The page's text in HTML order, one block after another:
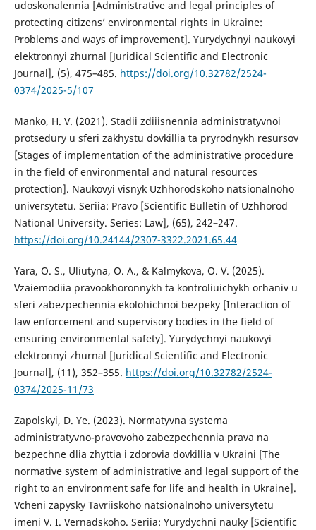
udoskonalennia [Administrative and legal principles of
protecting citizens’ environmental rights in Ukraine:
Problems and ways of improvement]. Yurydychnyi naukovyi
elektronnyi zhurnal [Juridical Scientific and Electronic
Journal], (5), 475–485. https://doi.org/10.32782/2524-
0374/2025-5/107
Manko, H. V. (2021). Stadii zdiiisnennia administratyvnoi
protsedury u sferi zakhystu dovkillia ta pryrodnykh resursov
[Stages of implementation of the administrative procedure
in the field of environmental and natural resources
protection]. Naukovyi visnyk Uzhhorodskoho natsionalnoho
universytetu. Seriia: Pravo [Scientific Bulletin of Uzhhorod
National University. Series: Law], (65), 242–247.
https://doi.org/10.24144/2307-3322.2021.65.44
Yara, O. S., Uliutyna, O. A., & Kalmykova, O. V. (2025).
Vzaiemodiia pravookhoronnykh ta kontroliuichykh orhaniv u
sferi zabezpechennia ekolohichnoi bezpeky [Interaction of
law enforcement and supervisory bodies in the field of
ensuring environmental safety]. Yurydychnyi naukovyi
elektronnyi zhurnal [Juridical Scientific and Electronic
Journal], (11), 352–355. https://doi.org/10.32782/2524-
0374/2025-11/73
Zapolskyi, D. Ye. (2023). Normatyvna systema
administratyvno-pravovoho zabezpechennia prava na
bezpechne dlia zhyttia i zdorovia dovkillia v Ukraini [The
normative system of administrative and legal support of the
right to an environment safe for life and health in Ukraine].
Vcheni zapysky Tavriiskoho natsionalnoho universytetu
imeni V. I. Vernadskoho. Seriia: Yurydychni nauky [Scientific